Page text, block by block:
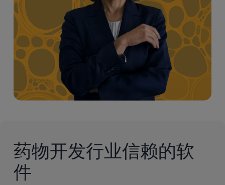
药物开发行业信赖的软
件